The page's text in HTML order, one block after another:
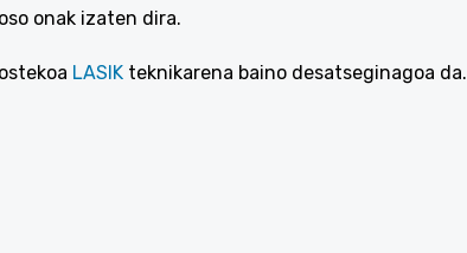
onak izaten dira.
LASIK teknikarena baino desatseginagoa da.